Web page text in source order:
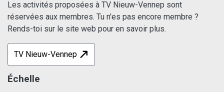
Les activités proposées à TV Nieuw-Vennep sont
réservées aux membres. Tu n'es pas encore membre ?
Rends-toi sur le site web pour en savoir plus.
TV Nieuw-Vennep
Échelle